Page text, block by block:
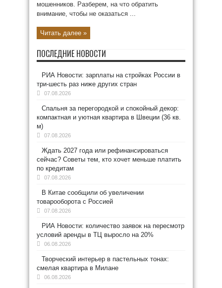
мошенников. Разберем, на что обратить
внимание, чтобы не оказаться ...
Читать далее »
ПОСЛЕДНИЕ НОВОСТИ
РИА Новости: зарплаты на стройках России в
три-шесть раз ниже других стран
07.08.2026
Спальня за перегородкой и спокойный декор:
компактная и уютная квартира в Швеции (36 кв.
м)
07.08.2026
Ждать 2027 года или рефинансироваться
сейчас? Советы тем, кто хочет меньше платить
по кредитам
07.08.2026
В Китае сообщили об увеличении
товарооборота с Россией
07.08.2026
РИА Новости: количество заявок на пересмотр
условий аренды в ТЦ выросло на 20%
06.08.2026
Творческий интерьер в пастельных тонах:
смелая квартира в Милане
06.08.2026